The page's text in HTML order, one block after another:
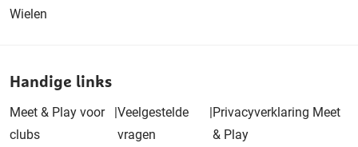
Wielen
Handige links
Meet & Play voor
clubs
|Veelgestelde
vragen
|Privacyverklaring Meet
& Play